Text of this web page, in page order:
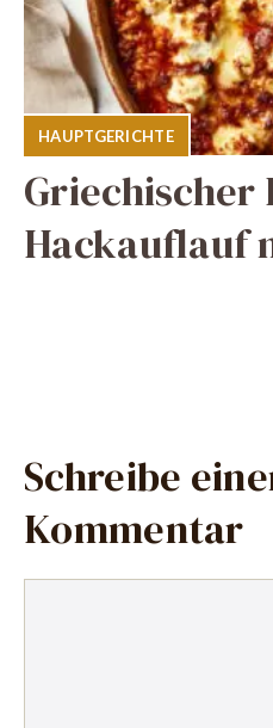
HAUPTGERICHTE
Hackauflauf
Schreibe
Kommentar